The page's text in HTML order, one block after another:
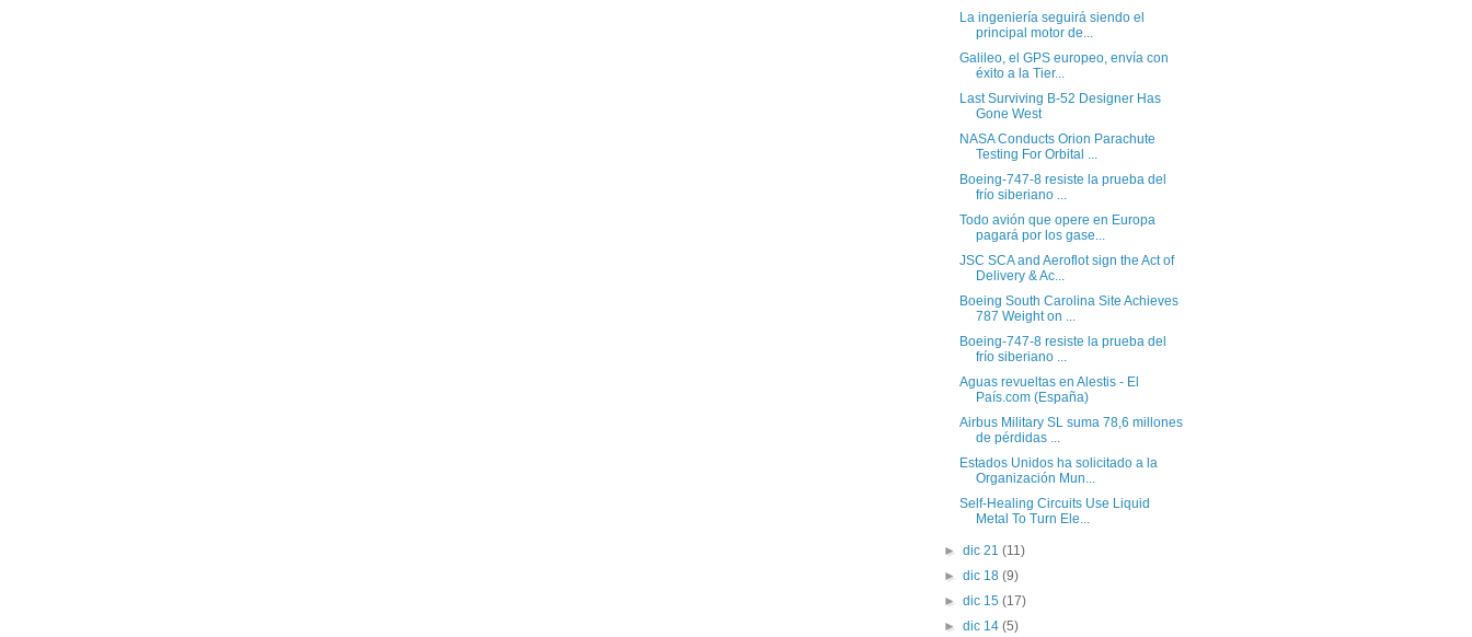
La ingeniería seguirá siendo el
principal motor de...
Galileo, el GPS europeo, envía con
éxito a la Tier...
Last Surviving B-52 Designer Has
Gone West
NASA Conducts Orion Parachute
Testing For Orbital ...
Boeing-747-8 resiste la prueba del
frío siberiano ...
Todo avión que opere en Europa
pagará por los gase...
JSC SCA and Aeroflot sign the Act of
Delivery & Ac...
Boeing South Carolina Site Achieves
787 Weight on ...
Boeing-747-8 resiste la prueba del
frío siberiano ...
Aguas revueltas en Alestis - El
País.com (España)
Airbus Military SL suma 78,6 millones
de pérdidas ...
Estados Unidos ha solicitado a la
Organización Mun...
Self-Healing Circuits Use Liquid
Metal To Turn Ele...
► dic 21 (11)
► dic 18 (9)
► dic 15 (17)
► dic 14 (5)